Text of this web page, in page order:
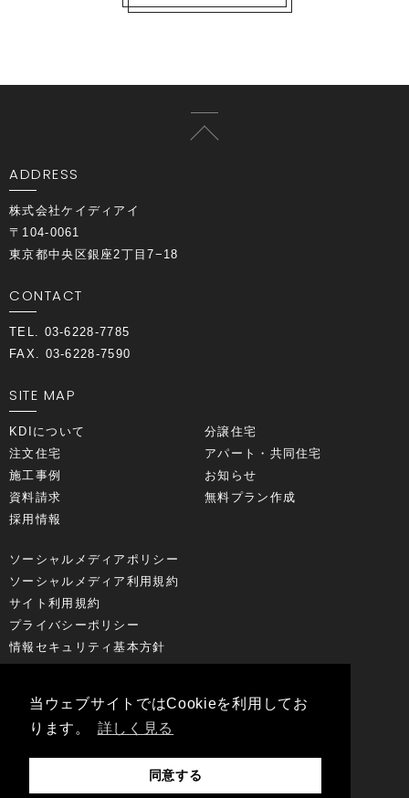
当ウェブサイトではCookieを利用してお
ります。
詳しく見る
同意する
ADDRESS
株式会社ケイディアイ
〒104-0061
東京都中央区銀座2丁目7−18
CONTACT
TEL. 03-6228-7785
FAX. 03-6228-7590
SITE MAP
KDIについて
分譲住宅
注文住宅
アパート・共同住宅
施工事例
お知らせ
資料請求
無料プラン作成
採用情報
ソーシャルメディアポリシー
ソーシャルメディア利用規約
サイト利用規約
プライバシーポリシー
情報セキュリティ基本方針